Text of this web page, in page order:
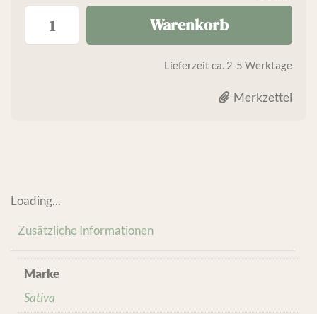
Warenkorb
Lieferzeit ca. 2-5 Werktage
Merkzettel
Loading...
Zusätzliche Informationen
Marke
Sativa